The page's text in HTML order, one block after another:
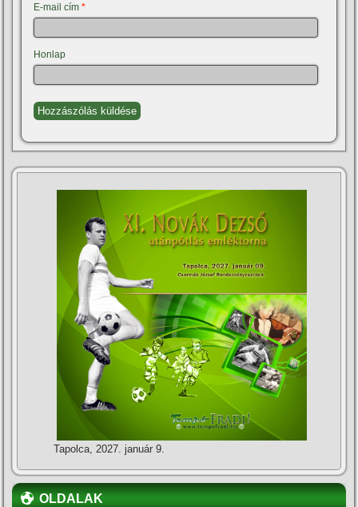
E-mail cím*
Honlap
Tapolca, 2027. január 9.
OLDALAK